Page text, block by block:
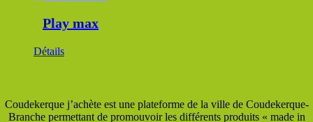
Play max
Détails
Coudekerque j’achète est une plateforme de la ville de Coudekerque-
Branche permettant de promouvoir les différents produits « made in